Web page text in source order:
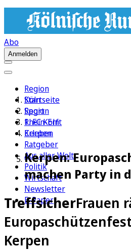
Abo
Anmelden
Region
Köln
Sport
1. FC Köln
Erleben
Ratgeber
Aus aller Welt
Politik
Wirtschaft
Newsletter
E-Paper
Startseite
Region
Rhein-Erft
Kerpen
Kerpen:
machen Party in
TreffsicherFrauen
Kerpen